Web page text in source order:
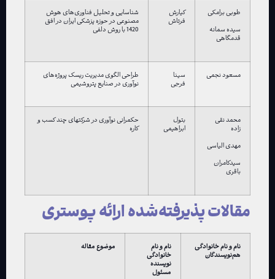
طوبی برامکی
سیده سمانه
قدمگاهی
کیارش
فرتاش
شناسایی و تحلیل فناوری‌های هوش
مصنوعی در حوزه پزشکی ایران در افق
1420 با روش دلفی
مسعود نجمی سینا
فرجی
طراحی الگوی مدیریت ریسک پروژه‌های
نوآوری در صنایع پتروشیمی
محمد نقی
زاده
مهدی الیاسی
سیدکامران
باقری
بتول
ابراهیمی
حکمرانی نوآوری در شرکتهای چند کسب و
کاره
مقالات پذیرفته‌شده ارائه پوستری
نام و نام خانوادگی
هم‌نویسندگان
نام و نام
خانوادگی
نویسنده
مسئول
موضوع مقاله